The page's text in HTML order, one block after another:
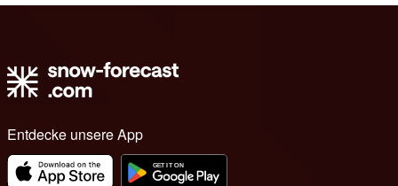
Entdecke unsere App